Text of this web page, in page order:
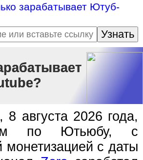
зарабатывает Ютуб-
Узнать
8 августа 2026 года,
по Ютьюбу, с
монетизацией с даты